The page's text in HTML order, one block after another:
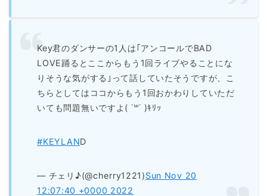
Key君のダンサーの1人は｢アンコールでBAD
LOVE踊るとここからもう1回ライブやることにな
りそうな気がする｣って話していたそうですが、こ
ちらとしてはココからもう1回おかわりしていただ
いても問題無いですよ( ˙꒳​˙ )ｷﾘｯ
#KEYLAND
— チェリ♪(@cherry1221)Sun Nov 20
12:07:40 +0000 2022